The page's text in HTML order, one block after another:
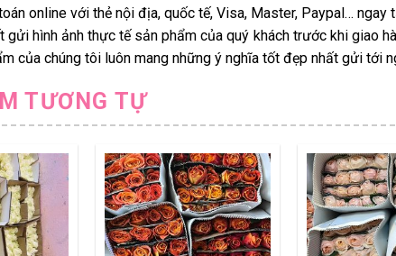
online với thẻ nội địa, quốc tế, Visa, Master, Paypal…
gửi hình ảnh thực tế sản phẩm của quý khách trước khi giao
của chúng tôi luôn mang những ý nghĩa tốt đẹp nhất gửi tới
TƯƠNG TỰ